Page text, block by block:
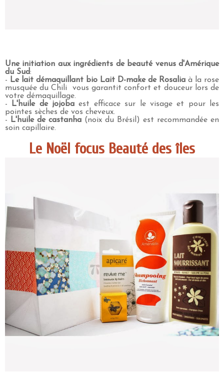
Une initiation aux ingrédients de beauté venus d'Amérique
du Sud:
- Le lait démaquillant bio Lait D-make de Rosalia à la rose
musquée du Chili vous garantit confort et douceur lors de
votre démaquillage.
-
L'huile de jojoba est efficace sur le visage et pour les
pointes sèches de vos cheveux.
-
L'huile de castanha (noix du Brésil) est recommandée en
soin capillaire.
Le Noël focus Beauté des îles